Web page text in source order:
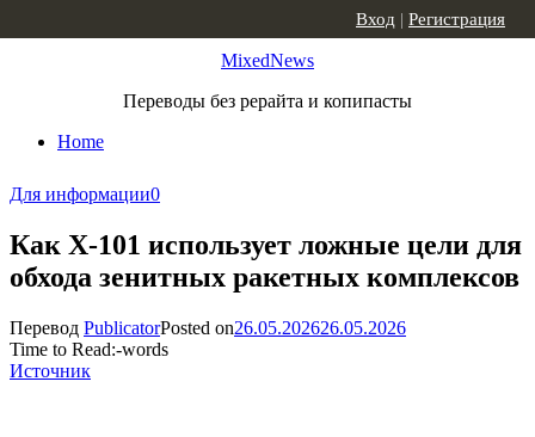
MixedNews
Переводы без рерайта и копипасты
Home
Вход | Регистрация
Для информации0
Как Х-101 использует ложные цели для
обхода зенитных ракетных комплексов
Перевод PublicatorPosted on26.05.202626.05.2026
Time to Read:-words
Источник